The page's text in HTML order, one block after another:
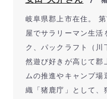
岐阜県郡上市在住。
屋でサラリーマン生
ク、パックラフト（川
然遊び好きが高じて郡
ムの推進やキャンプ場
織「猪鹿庁」として、